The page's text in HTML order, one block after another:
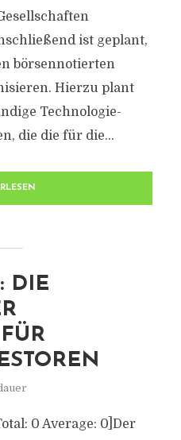
ist geplant,
börsennotierten
Hierzu plant
Technologie-
die die für die...
DIE
0 Average: 0]Der